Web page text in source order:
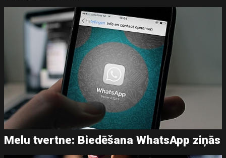
Melu tvertne: Biedēšana WhatsApp ziņās